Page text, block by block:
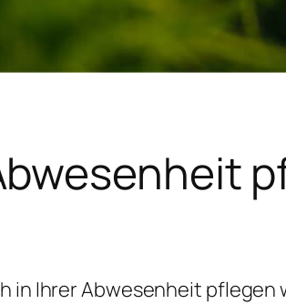
in Ihrer Abwesenheit pflegen